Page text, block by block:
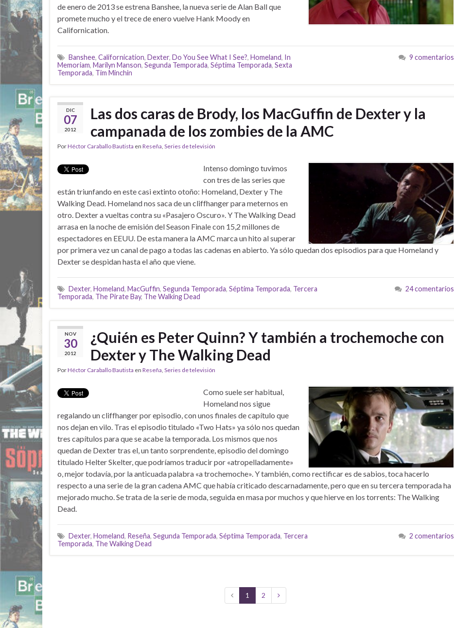
de enero de 2013 se estrena Banshee, la nueva serie de Alan Ball que
promete mucho y el trece de enero vuelve Hank Moody en
Californication.
Banshee, Californication, Dexter, Do You See What I See?, Homeland, In
Memoriam, Marilyn Manson, Segunda Temporada, Séptima Temporada, Sexta
Temporada, Tim Minchin
9 comentarios
DIC
07
2012
Las dos caras de Brody, los MacGuffin de Dexter y la
campanada de los zombies de la AMC
PorHéctor Caraballo Bautista en Reseña, Series de televisión
Intenso domingo tuvimos
con tres de las series que
están triunfando en este casi extinto otoño: Homeland, Dexter y The
Walking Dead. Homeland nos saca de un cliffhanger para meternos en
otro. Dexter a vueltas contra su «Pasajero Oscuro». Y The Walking Dead
arrasa en la noche de emisión del Season Finale con 15,2 millones de
espectadores en EEUU. De esta manera la AMC marca un hito al superar
por primera vez un canal de pago a todas las cadenas en abierto. Ya sólo quedan dos episodios para que Homeland y
Dexter se despidan hasta el año que viene.
Dexter, Homeland, MacGuffin, Segunda Temporada, Séptima Temporada, Tercera
Temporada, The Pirate Bay, The Walking Dead
24 comentarios
NOV
30
2012
¿Quién es Peter Quinn? Y también a trochemoche con
Dexter y The Walking Dead
PorHéctor Caraballo Bautista en Reseña, Series de televisión
Como suele ser habitual,
Homeland nos sigue
regalando un cliffhanger por episodio, con unos finales de capítulo que
nos dejan en vilo. Tras el episodio titulado «Two Hats» ya sólo nos quedan
tres capítulos para que se acabe la temporada. Los mismos que nos
quedan de Dexter tras el, un tanto sorprendente, episodio del domingo
titulado Helter Skelter, que podríamos traducir por «atropelladamente»
o, mejor todavía, por la anticuada palabra «a trochemoche». Y también, como rectificar es de sabios, toca hacerlo
respecto a una serie de la gran cadena AMC que había criticado descarnadamente, pero que en su tercera temporada ha
mejorado mucho. Se trata de la serie de moda, seguida en masa por muchos y que hierve en los torrents: The Walking
Dead.
Dexter, Homeland, Reseña, Segunda Temporada, Séptima Temporada, Tercera
Temporada, The Walking Dead
2 comentarios
1 2